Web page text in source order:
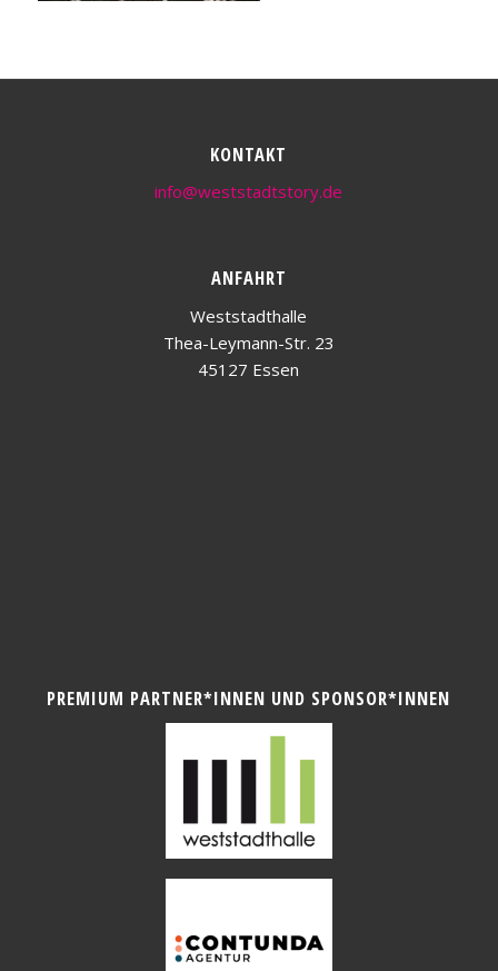
KONTAKT
info@weststadtstory.de
ANFAHRT
Weststadthalle
Thea-Leymann-Str. 23
45127 Essen
PREMIUM PARTNER*INNEN UND SPONSOR*INNEN